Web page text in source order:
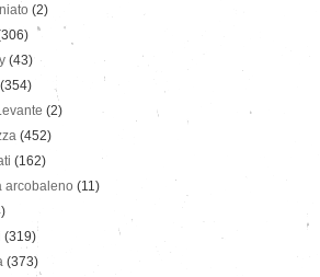
(2)
(43)
(354)
(2)
(452)
(162)
arcobaleno (11)
(319)
(373)